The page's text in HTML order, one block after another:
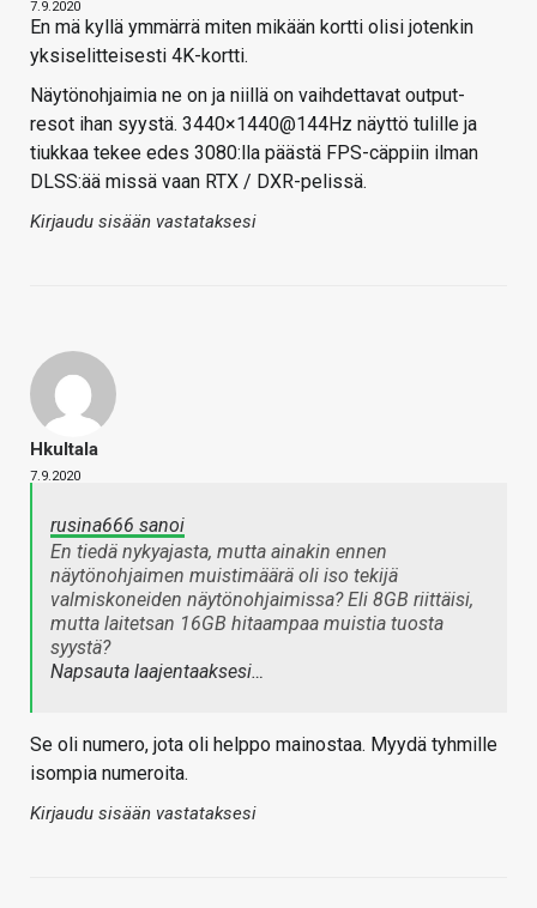
7.9.2020
En mä kyllä ymmärrä miten mikään kortti olisi jotenkin
yksiselitteisesti 4K-kortti.
Näytönohjaimia ne on ja niillä on vaihdettavat output-
resot ihan syystä. 3440×1440@144Hz näyttö tulille ja
tiukkaa tekee edes 3080:lla päästä FPS-cäppiin ilman
DLSS:ää missä vaan RTX / DXR-pelissä.
Kirjaudu sisään vastataksesi
Hkultala
7.9.2020
rusina666 sanoi
En tiedä nykyajasta, mutta ainakin ennen
näytönohjaimen muistimäärä oli iso tekijä
valmiskoneiden näytönohjaimissa? Eli 8GB riittäisi,
mutta laitetsan 16GB hitaampaa muistia tuosta
syystä?
Napsauta laajentaaksesi…
Se oli numero, jota oli helppo mainostaa. Myydä tyhmille
isompia numeroita.
Kirjaudu sisään vastataksesi